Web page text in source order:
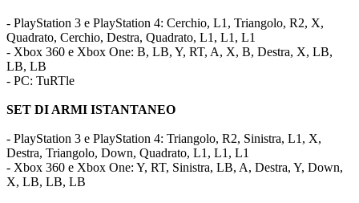
- PlayStation 3 e PlayStation 4: Cerchio, L1, Triangolo, R2, X,
Quadrato, Cerchio, Destra, Quadrato, L1, L1, L1
- Xbox 360 e Xbox One: B, LB, Y, RT, A, X, B, Destra, X, LB,
LB, LB
- PC: TuRTle
SET DI ARMI ISTANTANEO
- PlayStation 3 e PlayStation 4: Triangolo, R2, Sinistra, L1, X,
Destra, Triangolo, Down, Quadrato, L1, L1, L1
- Xbox 360 e Xbox One: Y, RT, Sinistra, LB, A, Destra, Y, Down,
X, LB, LB, LB